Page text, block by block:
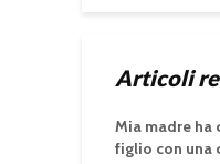
Articoli
Mia madre ha
figlio con una